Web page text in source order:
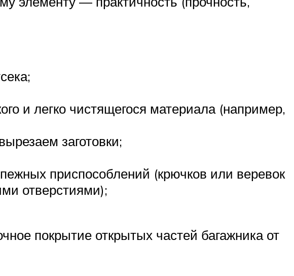
и легко чистящегося материала (например,
заготовки;
приспособлений (крючков или веревок
отверстиями);
покрытие открытых частей багажника от